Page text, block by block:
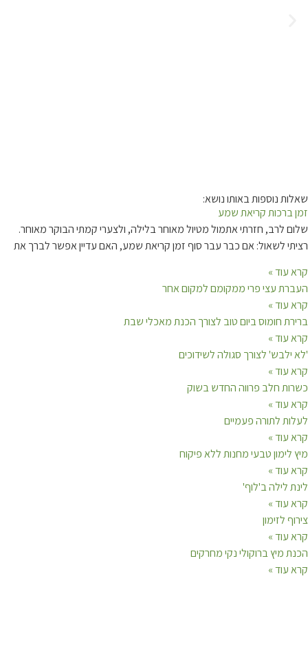
שאלות נוספות באותו נושא:
זמן ברכות קריאת שמע
שלום לרב, חזרתי אתמול מטיול מאוחר בלילה, ולצערי קמתי הבוקר מאוחר.
רציתי לשאול: אם כבר עבר סוף זמן קריאת שמע, האם עדיין אפשר לברך את
קרא עוד »
העברת עצי פרי ממקומם למקום אחר
קרא עוד »
ברירת חומוס ביום טוב לצורך הכנת מאכלי שבת
קרא עוד »
'לא ילבש' לצורך סגולה לשידוכים
קרא עוד »
כשרות חלב פרווה החדש בשוק
קרא עוד »
לעלות לתורה פעמיים
קרא עוד »
מיץ לימון טבעי מחנות ללא פיקוח
קרא עוד »
לינת לילה ב'לוף'
קרא עוד »
צירוף לזימון
קרא עוד »
הכנת מיץ ברוקולי נקי מחרקים
קרא עוד »